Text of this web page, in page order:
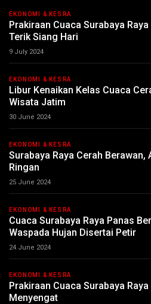
EKONOMI & KESRA
Prakiraan Cuaca Surabaya
Terik Siang Hari
9 July 2024
EKONOMI & KESRA
Libur Kenaikan Kelas Cuaca
Wisata Jatim
30 June 2024
EKONOMI & KESRA
Surabaya Raya Cerah Berawan,
Ringan
25 June 2024
EKONOMI & KESRA
Cuaca Surabaya Raya Panas
Waspada Hujan Disertai Petir
24 June 2024
EKONOMI & KESRA
Prakiraan Cuaca Surabaya
Menyengat